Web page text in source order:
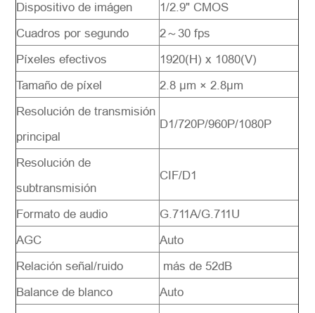
Solicitar
Dispositivo de imágen
1/2.9" CMOS
Cuadros por segundo
2～30 fps
Píxeles efectivos
1920(H) x 1080(V)
Tamaño de píxel
2.8 μm × 2.8μm
Resolución de transmisión
principal
D1/720P/960P/1080P
Resolución de
subtransmisión
CIF/D1
Formato de audio
G.711A/G.711U
AGC
Auto
Relación señal/ruido
más de 52dB
Balance de blanco
Auto